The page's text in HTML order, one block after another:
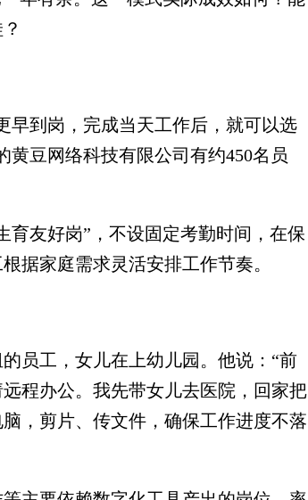
到岗，完成当天工作后，就可以选
豆网络科技有限公司有约450名员
友好岗”，不设固定考勤时间，在保
据家庭需求灵活安排工作节奏。
工，女儿在上幼儿园。他说：“前
程办公。我先带女儿去医院，回家把
，剪片、传文件，确保工作进度不落